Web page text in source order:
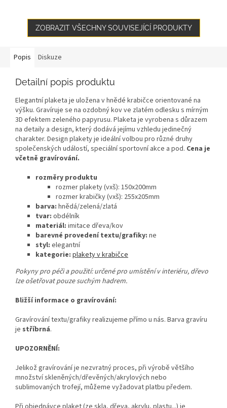
ZOBRAZIT VŠECHNY SOUVISEJÍCÍ PRODUKTY
Popis Diskuze
Detailní popis produktu
Elegantní plaketa je uložena v hnědé krabičce orientované na
výšku. Gravíruje se na ozdobný kov ve zlatém odlesku s mírným
3D efektem zeleného papyrusu. Plaketa je vyrobena s důrazem
na detaily a design, který dodává jejímu vzhledu jedinečný
charakter. Design plakety je ideální volbou pro různé druhy
společenských událostí, speciální sportovní akce a pod. Cena je
včetně gravírování.
rozměry produktu
rozmer plakety (vxš): 150x200mm
rozmer krabičky (vxš): 255x205mm
barva: hnědá/zelená/zlatá
tvar: obdélník
materiál: imitace dřeva/kov
barevné provedení textu/grafiky: ne
styl: elegantní
kategorie: plakety v krabičce
Pokyny pro péči a použití: určené pro umístění v interiéru, dřevo
lze ošetřovat pouze suchým hadrem.
Bližší informace o gravírování:
Gravírování textu/grafiky realizujeme přímo u nás. Barva gravíru
je stříbrná.
UPOZORNĚNÍ:
Jelikož gravírování je nezvratný proces, při výrobě většího
množství skleněných/dřevěných/akrylových nebo
sublimovaných trofejí, můžeme vyžadovat platbu předem.